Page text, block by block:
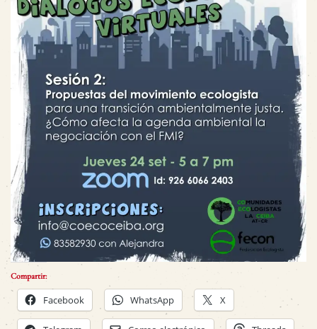
Compartir:
Facebook WhatsApp X